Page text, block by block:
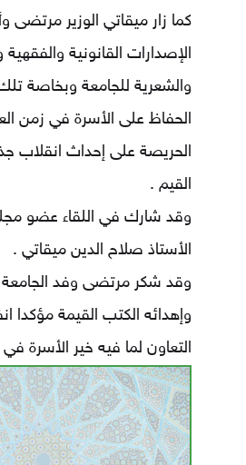
كما زار ميقاتي الوزير
الإصدارات القانونية والفقهية
والشعرية للجامعة وبخاصة
الحفاظ على الأسرة في زمن
الحريصة على إحداث انقلاب
القيم .
وقد شارك في اللقاء عضو
الأستاذ صلاح الدين ميقاتي .
وقد شكر مرتضى وفد الجامعة
وإهدائه الكتب القيمة مؤكدا
التعاون لما فيه خير الأسرة في